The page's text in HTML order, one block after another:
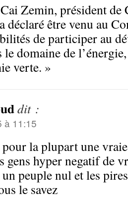
Zemin, président
déclaré être venu au
de participer au
le domaine de
verte. »
dit :
à 11:15
pour la plupart une
gens hyper negatif de
un peuple nul et les
le savez